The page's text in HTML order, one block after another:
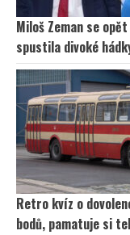
Miloš Zeman se
spustila divoké
Retro kvíz o
bodů, pamatuje si